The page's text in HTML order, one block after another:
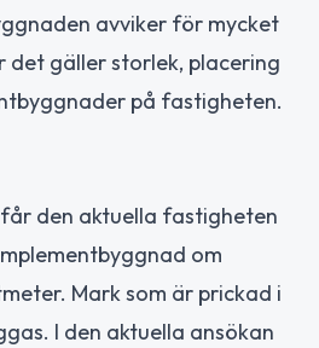
avviker för mycket
det gäller storlek, placering
på fastigheten.
den aktuella fastigheten
om
Mark som är prickad i
I den aktuella ansökan